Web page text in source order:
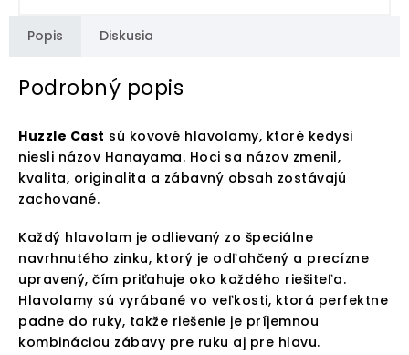
Popis Diskusia
Podrobný popis
Huzzle Cast sú kovové hlavolamy, ktoré kedysi
niesli názov Hanayama. Hoci sa názov zmenil,
kvalita, originalita a zábavný obsah zostávajú
zachované.
Každý hlavolam je odlievaný zo špeciálne
navrhnutého zinku, ktorý je odľahčený a precízne
upravený, čím priťahuje oko každého riešiteľa.
Hlavolamy sú vyrábané vo veľkosti, ktorá perfektne
padne do ruky, takže riešenie je príjemnou
kombináciou zábavy pre ruku aj pre hlavu.